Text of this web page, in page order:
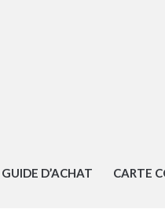
GUIDE D’ACHAT CARTE